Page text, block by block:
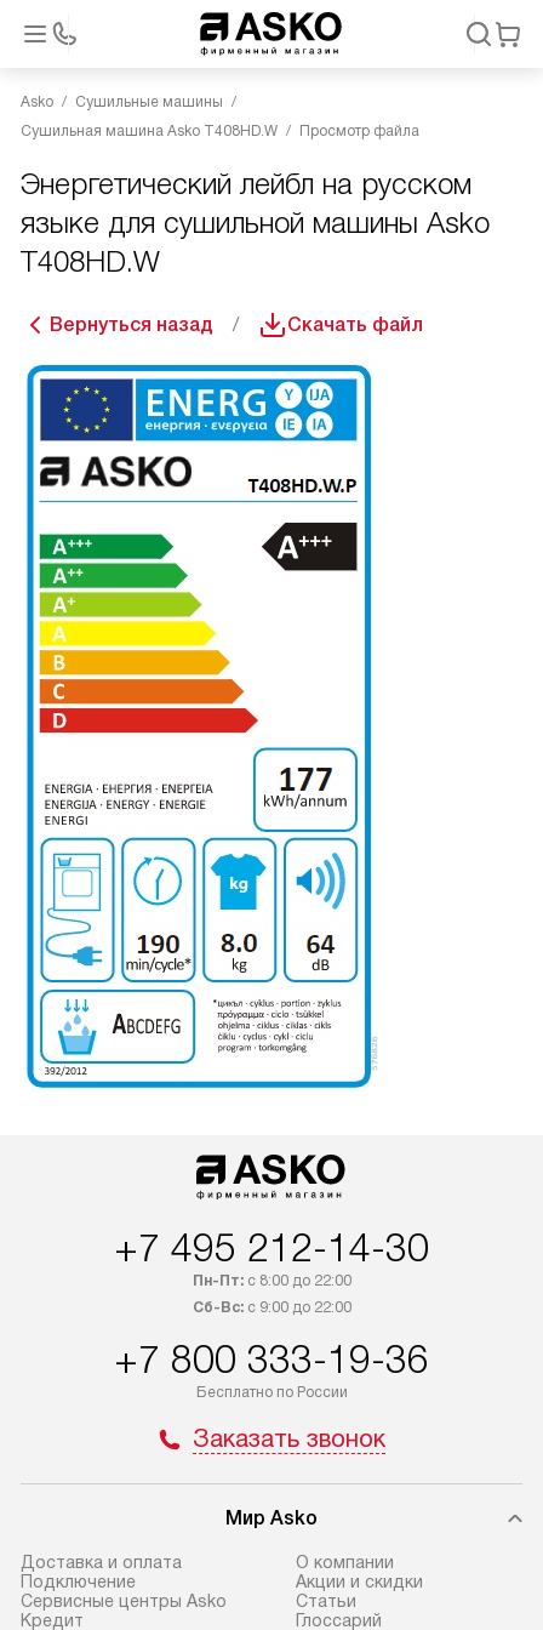
Asko
Сушильные машины
Сушильная машина Asko T408HD.W
Просмотр файла
Энергетический лейбл на русском
языке для сушильной машины Asko
T408HD.W
Вернуться назад Скачать файл
+7 495 212-14-30
Пн-Пт:с 8:00 до 22:00
Сб-Вс:с 9:00 до 22:00
+7 800 333-19-36
Бесплатно по России
Заказать звонок
Мир Asko
Доставка и оплата
Подключение
Сервисные центры Asko
Кредит
О компании
Акции и скидки
Статьи
Глоссарий